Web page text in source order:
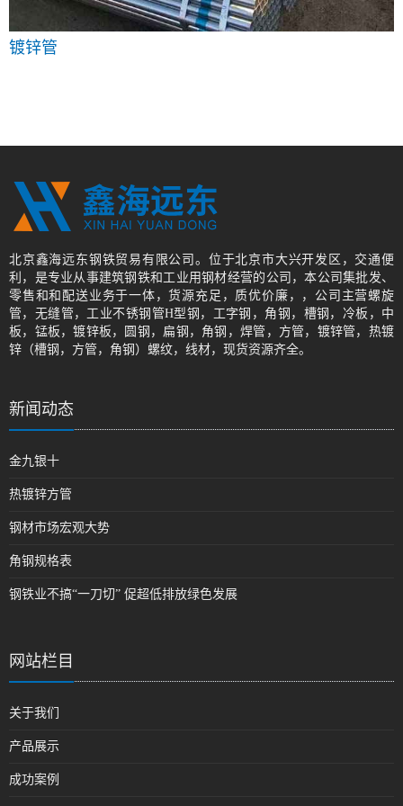
镀锌管
北京鑫海远东钢铁贸易有限公司。位于北京市大兴开发区，交通便
利，是专业从事建筑钢铁和工业用钢材经营的公司，本公司集批发、
零售和和配送业务于一体，货源充足，质优价廉，，公司主营螺旋
管，无缝管，工业不锈钢管H型钢，工字钢，角钢，槽钢，冷板，中
板，锰板，镀锌板，圆钢，扁钢，角钢，焊管，方管，镀锌管，热镀
锌（槽钢，方管，角钢）螺纹，线材，现货资源齐全。
新闻动态
金九银十
热镀锌方管
钢材市场宏观大势
角钢规格表
钢铁业不搞“一刀切” 促超低排放绿色发展
网站栏目
关于我们
产品展示
成功案例